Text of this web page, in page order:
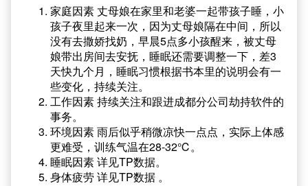
家庭因素 丈母娘在家里和老婆一起带孩子睡，小
孩子夜里起来一次，因为丈母娘隔在中间，所以
没有去撒娇找奶，早晨5点多小孩醒来，被丈母
娘带出房间去安抚，睡眠还需要调整一下，差3
天快九个月，睡眠习惯根据书本里的说明会有一
些变化，持续关注。
工作因素 持续关注和跟进成都分公司劫持软件的
事务。
环境因素 雨后似乎稍微凉快一点点，实际上体感
更难受，训练气温在28-32℃。
睡眠因素 详见TP数据。
身体疲劳 详见TP数据 。